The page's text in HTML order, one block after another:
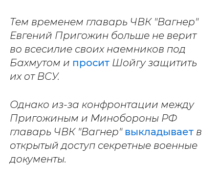
Тем временем главарь ЧВК "Вагнер"
Евгений Пригожин больше не верит
во всесилие своих наемников под
Бахмутом и просит Шойгу защитить
их от ВСУ.
Однако из-за конфронтации между
Пригожиным и Минобороны РФ
главарь ЧВК "Вагнер" выкладывает в
открытый доступ секретные военные
документы.